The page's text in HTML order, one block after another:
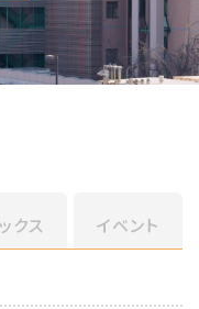
クス イベント